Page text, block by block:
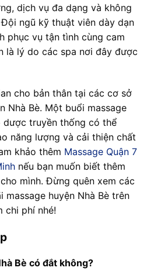
dịch vụ đa dạng và không
ngũ kỹ thuật viên dày dạn
phục vụ tận tình cùng cam
là lý do các spa nơi đây được
cho bản thân tại các cơ sở
Nhà Bè. Một buổi massage
dược truyền thống có thể
năng lượng và cải thiện chất
khảo thêm Massage Quận 7
nếu bạn muốn biết thêm
mình. Đừng quên xem các
massage huyện Nhà Bè trên
chi phí nhé!
Bè có đắt không?